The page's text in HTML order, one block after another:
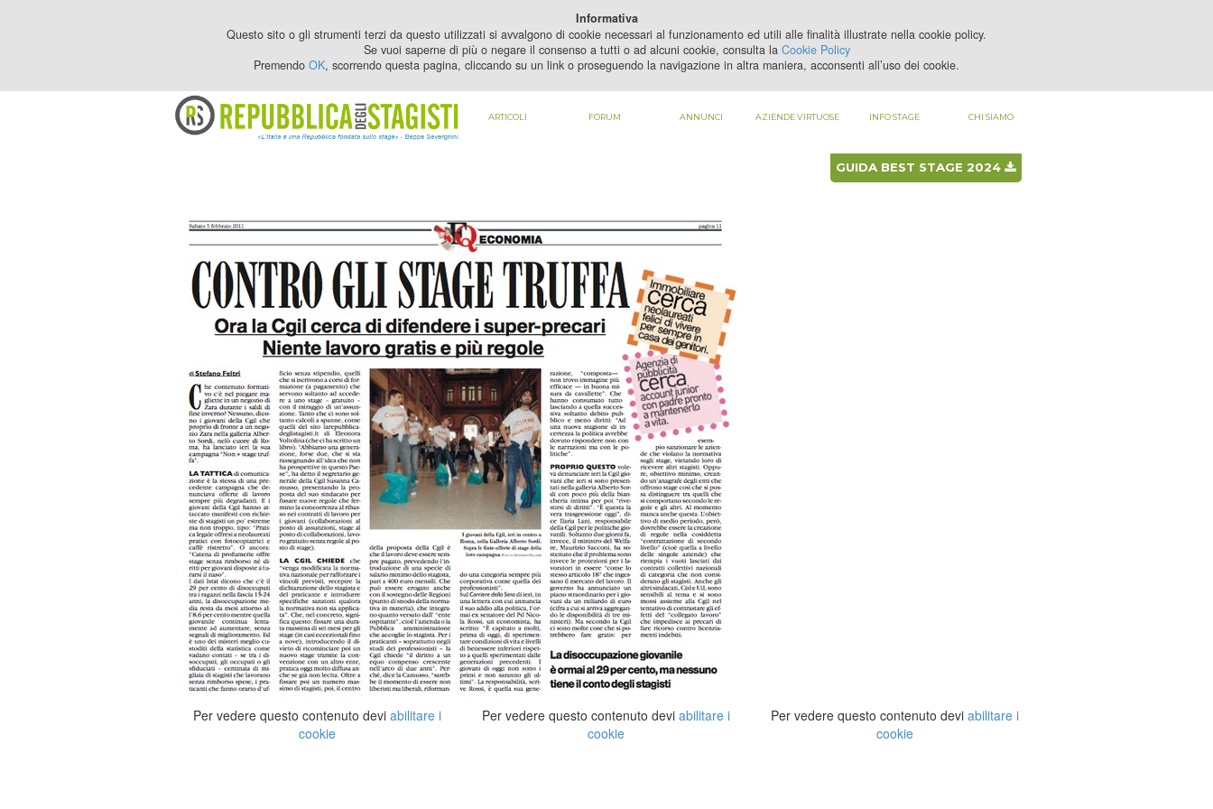
REGISTRATI
LOGIN
PER VEDERE QUESTO CONTENUTO DEVI
GUIDA BEST STAGE 2024
ARTICOLI FORUM ANNUNCI AZIENDE VIRTUOSE INFO STAGE CHI SIAMO
Per vedere questo contenuto deviabilitare i
cookie
Per vedere questo contenuto deviabilitare i
cookie
Per vedere questo contenuto deviabilitare i
cookie
Informativa
Questo sito o gli strumenti terzi da questo utilizzati si avvalgono di cookie necessari al funzionamento ed utili alle finalità illustrate nella cookie policy.
Se vuoi saperne di più o negare il consenso a tutti o ad alcuni cookie, consulta la Cookie Policy
Premendo OK, scorrendo questa pagina, cliccando su un link o proseguendo la navigazione in altra maniera, acconsenti all’uso dei cookie.